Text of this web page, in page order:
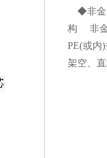
◆非金
构 非
PE(或
架空、